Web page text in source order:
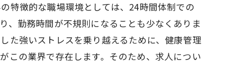
特徴的な職場環境としては、24時間体制での
、勤務時間が不規則になることも少なくありま
た強いストレスを乗り越えるために、健康管理
この業界で存在します。そのため、求人につい